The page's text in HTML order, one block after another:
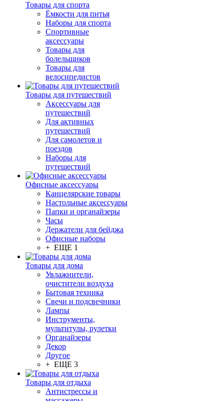
Товары для спорта
Ёмкости для питья
Наборы для спорта
Спортивные
аксессуары
Товары для
болельщиков
Товары для
велосипедистов
Товары для путешествий
Аксессуары для
путешествий
Для активных
путешествий
Для самолетов и
поездов
Наборы для
путешествий
Офисные аксессуары
Канцелярские товары
Настольные аксессуары
Папки и органайзеры
Часы
Держатели для бейджа
Офисные наборы
+ ЕЩЕ 1
Товары для дома
Увлажнители,
очистители воздуха
Бытовая техника
Свечи и подсвечники
Лампы
Инструменты,
мультитулы, рулетки
Органайзеры
Декор
Другое
+ ЕЩЕ 3
Товары для отдыха
Антистрессы и